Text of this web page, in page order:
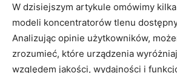
W dzisiejszym artykule omówimy
modeli koncentratorów tlenu
Analizując opinie użytkowników,
zrozumieć, które urządzenia
względem jakości, wydajności i